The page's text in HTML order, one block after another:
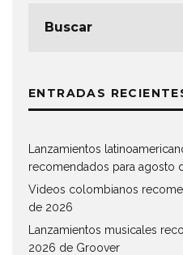
ENTRADAS
Lanzamientos
recomendados para agosto
Videos colombianos
de 2026
Lanzamientos musicales
2026 de Groover